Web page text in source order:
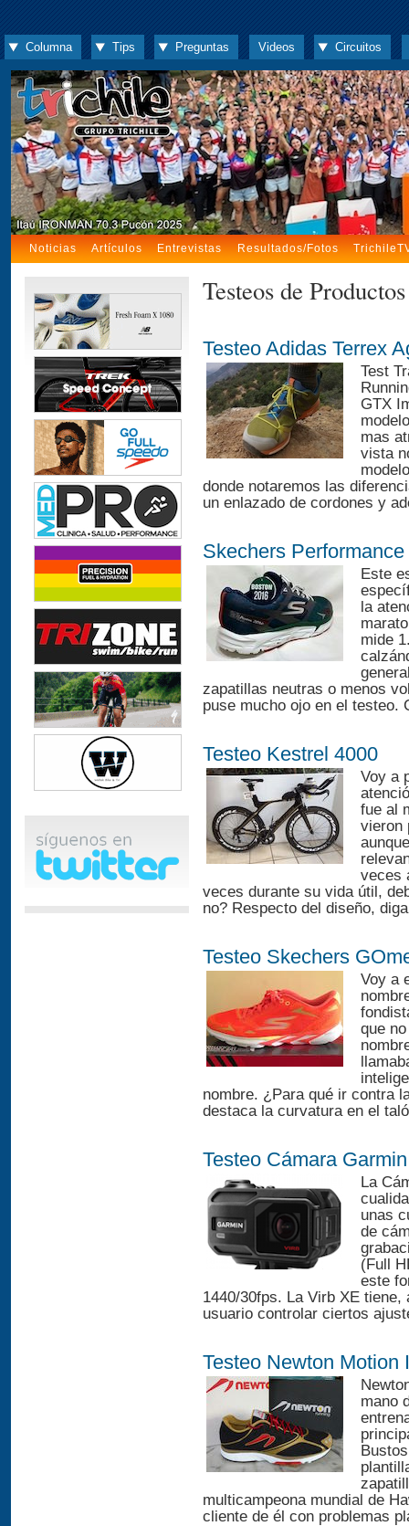
Columna Tips Preguntas Videos Circuitos
Noticias Artículos Entrevistas Resultados/Fotos
Testeos de Productos
Testeo Adidas Terrex
Test
GTX
mas
vista
donde notaremos las
un enlazado de cordones y
Skechers
Este
la
mide
zapatillas neutras o menos
puse mucho ojo en el testeo.
Testeo Kestrel 4000
Voy a
fue al
vieron
veces
veces durante su vida útil,
no? Respecto del diseño,
Testeo Skechers
Voy a
que
nombre. ¿Para qué ir contra
destaca la curvatura en el
Testeo Cámara
La
unas
de
(Full
este
1440/30fps. La Virb XE
usuario controlar ciertos
Testeo Newton Motion
mano
multicampeona mundial de
cliente de él con problemas